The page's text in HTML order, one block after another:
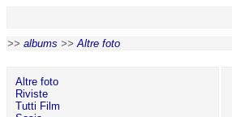
>> albums >>Altre foto
Altre foto
Riviste
Tutti Film